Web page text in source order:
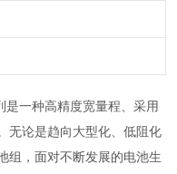
是一种高精度宽量程、采用
无论是趋向大型化、低阻化
组，面对不断发展的电池生